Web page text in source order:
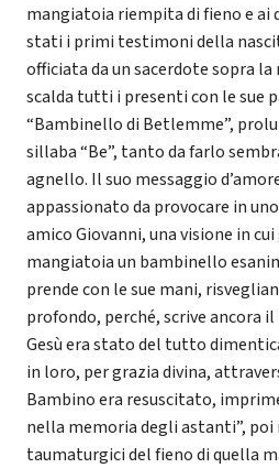
mangiatoia riempita di fieno e ai
stati i primi testimoni della
officiata da un sacerdote sopra
scalda tutti i presenti con le sue
“Bambinello di Betlemme”,
sillaba “Be”, tanto da farlo
agnello. Il suo messaggio
appassionato da provocare in
amico Giovanni, una visione in
mangiatoia un bambinello
prende con le sue mani,
profondo, perché, scrive ancora
Gesù era stato del tutto
in loro, per grazia divina,
Bambino era resuscitato,
nella memoria degli astanti”,
taumaturgici del fieno di quella